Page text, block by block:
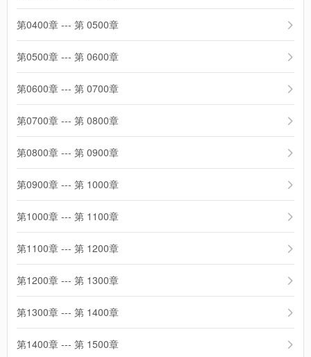
第0400章 --- 第 0500章
第0500章 --- 第 0600章
第0600章 --- 第 0700章
第0700章 --- 第 0800章
第0800章 --- 第 0900章
第0900章 --- 第 1000章
第1000章 --- 第 1100章
第1100章 --- 第 1200章
第1200章 --- 第 1300章
第1300章 --- 第 1400章
第1400章 --- 第 1500章